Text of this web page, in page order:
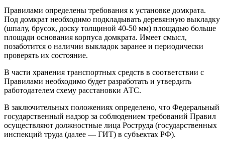
Правилами определены требования к установке домкрата.
Под домкрат необходимо подкладывать деревянную выкладку
(шпалу, брусок, доску толщиной 40-50 мм) площадью больше
площади основания корпуса домкрата. Имеет смысл,
позаботится о наличии выкладок заранее и периодически
проверять их состояние.
В части хранения транспортных средств в соответствии с
Правилами необходимо будет разработать и утвердить
работодателем схему расстановки АТС.
В заключительных положениях определено, что Федеральный
государственный надзор за соблюдением требований Правил
осуществляют должностные лица Роструда (государственных
инспекций труда (далее — ГИТ) в субъектах РФ).